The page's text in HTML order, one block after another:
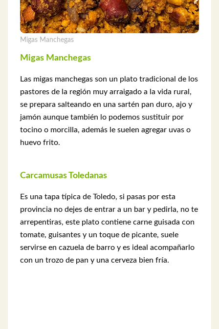
Migas Manchegas
Migas Manchegas
Las migas manchegas son un plato tradicional de los
pastores de la región muy arraigado a la vida rural,
se prepara salteando en una sartén pan duro, ajo y
jamón aunque también lo podemos sustituir por
tocino o morcilla, además le suelen agregar uvas o
huevo frito.
Carcamusas Toledanas
Es una tapa típica de Toledo, si pasas por esta
provincia no dejes de entrar a un bar y pedirla, no te
arrepentiras, este plato contiene carne guisada con
tomate, guisantes y un toque de picante, suele
servirse en cazuela de barro y es ideal acompañarlo
con un trozo de pan y una cerveza bien fría.